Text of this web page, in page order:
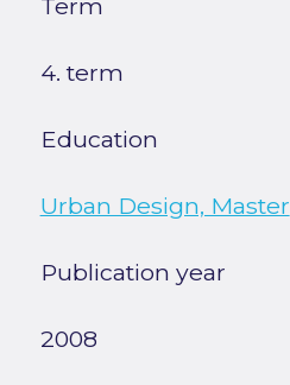
4. term
Education
Urban Design, Master
Publication year
2008